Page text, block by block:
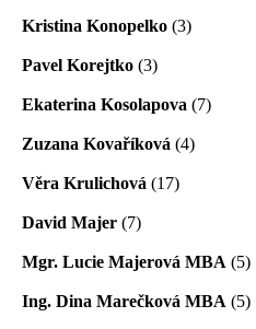
Kristina Konopelko (3)
Pavel Korejtko (3)
Ekaterina Kosolapova (7)
Zuzana Kovaříková (4)
Věra Krulichová (17)
David Majer (7)
Mgr. Lucie Majerová MBA (5)
Ing. Dina Marečková MBA (5)